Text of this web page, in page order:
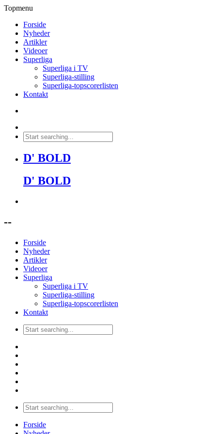
Topmenu
Forside
Nyheder
Artikler
Videoer
Superliga
Superliga i TV
Superliga-stilling
Superliga-topscorerlisten
Kontakt
D' BOLD
D' BOLD
--
Forside
Nyheder
Artikler
Videoer
Superliga
Superliga i TV
Superliga-stilling
Superliga-topscorerlisten
Kontakt
Forside